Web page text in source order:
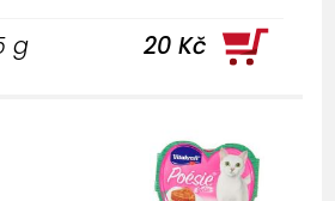
g 20 Kč